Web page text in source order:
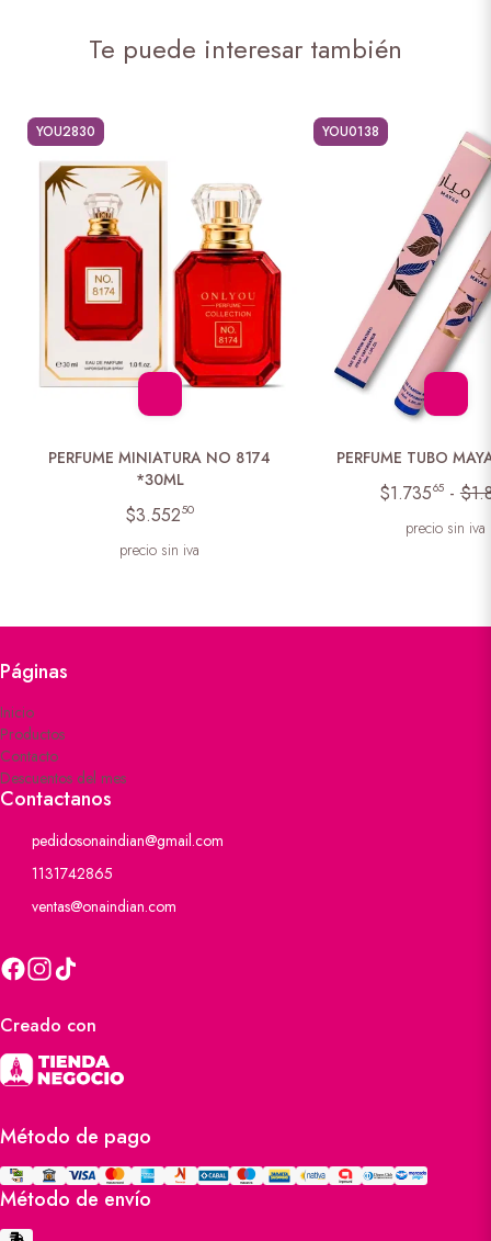
Te puede interesar también
YOU2830
PERFUME MINIATURA NO 8174
*30ML
$3.55250
precio sin iva
YOU0138
PERFUME TUBO
$1.73565 -
precio sin iva
Páginas
Inicio
Productos
Contacto
Descuentos del mes
Contactanos
pedidosonaindian@gmail.com
1131742865
ventas@onaindian.com
Creado con
Método de pago
Método de envío